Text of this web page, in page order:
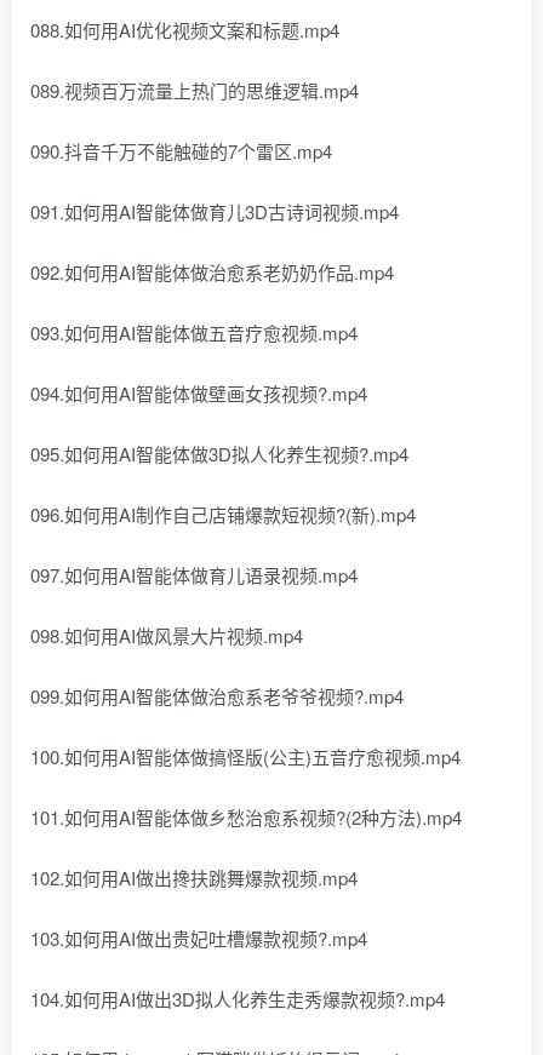
088.如何用AI优化视频文案和标题.mp4
089.视频百万流量上热门的思维逻辑.mp4
090.抖音千万不能触碰的7个雷区.mp4
091.如何用AI智能体做育儿3D古诗词视频.mp4
092.如何用AI智能体做治愈系老奶奶作品.mp4
093.如何用AI智能体做五音疗愈视频.mp4
094.如何用AI智能体做壁画女孩视频?.mp4
095.如何用AI智能体做3D拟人化养生视频?.mp4
096.如何用AI制作自己店铺爆款短视频?(新).mp4
097.如何用AI智能体做育儿语录视频.mp4
098.如何用AI做风景大片视频.mp4
099.如何用AI智能体做治愈系老爷爷视频?.mp4
100.如何用AI智能体做搞怪版(公主)五音疗愈视频.mp4
101.如何用AI智能体做乡愁治愈系视频?(2种方法).mp4
102.如何用AI做出搀扶跳舞爆款视频.mp4
103.如何用AI做出贵妃吐槽爆款视频?.mp4
104.如何用AI做出3D拟人化养生走秀爆款视频?.mp4